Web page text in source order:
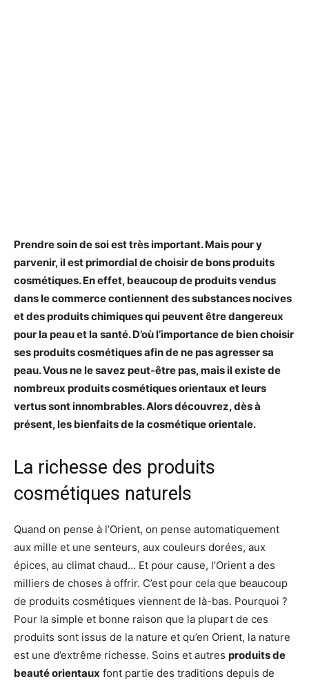
Prendre soin de soi est très important. Mais pour y
parvenir, il est primordial de choisir de bons produits
cosmétiques. En effet, beaucoup de produits vendus
dans le commerce contiennent des substances nocives
et des produits chimiques qui peuvent être dangereux
pour la peau et la santé. D’où l’importance de bien choisir
ses produits cosmétiques afin de ne pas agresser sa
peau. Vous ne le savez peut-être pas, mais il existe de
nombreux produits cosmétiques orientaux et leurs
vertus sont innombrables. Alors découvrez, dès à
présent, les bienfaits de la cosmétique orientale.
La richesse des produits
cosmétiques naturels
Quand on pense à l’Orient, on pense automatiquement
aux mille et une senteurs, aux couleurs dorées, aux
épices, au climat chaud… Et pour cause, l’Orient a des
milliers de choses à offrir. C’est pour cela que beaucoup
de produits cosmétiques viennent de là-bas. Pourquoi ?
Pour la simple et bonne raison que la plupart de ces
produits sont issus de la nature et qu’en Orient, la nature
est une d’extrême richesse. Soins et autres produits de
beauté orientaux font partie des traditions depuis de